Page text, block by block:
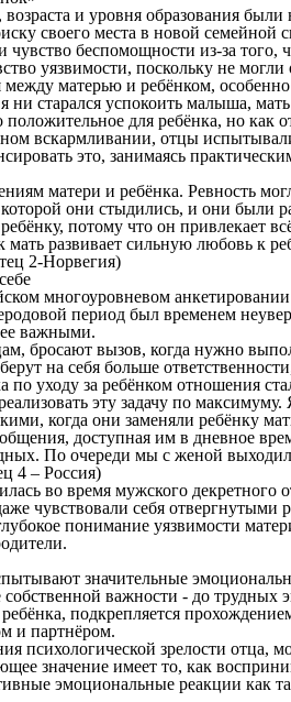
и уровня образования
своего места в новой семейной
беспомощности из-за
уязвимости, поскольку не
матерью и ребёнком,
ни старался успокоить малыша,
для ребёнка, но
вскармливании, отцы
это, занимаясь
матери и ребёнка. Ревность
они стыдились, и они были
потому что он привлекает
развивает сильную любовь к
2-Норвегия)
многоуровневом
период был временем
важными.
бросают вызов, когда нужно
на себя больше
по уходу за ребёнком отношения
эту задачу по
когда они заменяли ребёнку
доступная им в дневное
По очереди мы с женой
4 – Россия)
во время мужского
чувствовали себя
понимание уязвимости
значительные
важности - до трудных
подкрепляется
и партнёром.
психологической зрелости отца,
значение имеет то, как
эмоциональные реакции как